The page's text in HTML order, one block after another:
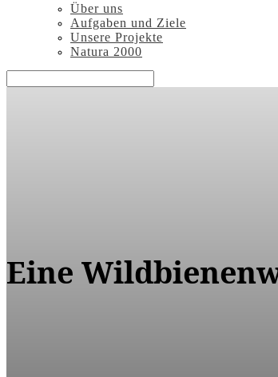
Über uns
Aufgaben und Ziele
Unsere Projekte
Natura 2000
Eine